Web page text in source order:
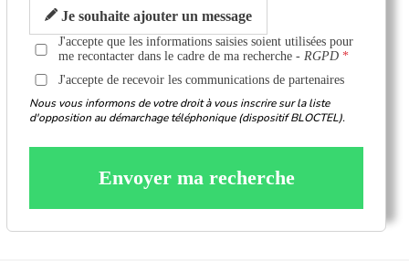
Je souhaite ajouter un message
J'accepte que les informations saisies soient utilisées pour
me recontacter dans le cadre de ma recherche -RGPD
J'accepte de recevoir les communications de partenaires
Nous vous informons de votre droit à vous inscrire sur la liste
d'opposition au démarchage téléphonique (dispositif BLOCTEL).
Envoyer ma recherche